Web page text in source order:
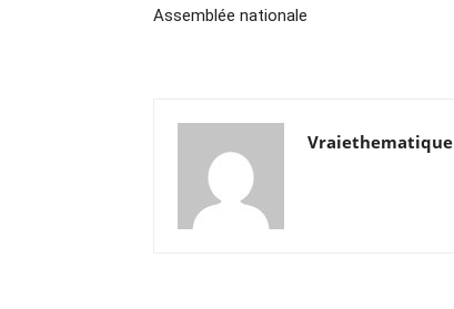
Assemblée nationale
Vraiethematique